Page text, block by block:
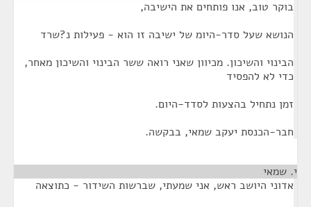
בוקר טוב, אנו פותחים את הישיבה,
הנושא שעל סדר-היומ של ישיבה זו הוא - פעילות נ?שרד
הבינוי והשיכון. מכיוון שאני רואה ששר הבינוי והשיכון מאחר,
כדי לא להפסיד
זמן נתחיל בהצעות לסדד-היום.
חבר-הכנסת יעקב שמאי, בבקשה.
י. שמאי
אדוני היושב ראש, אני שמעתי, שברשות השידור - כתוצאה